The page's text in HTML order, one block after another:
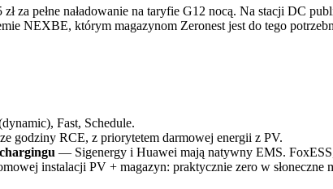
za pełne naładowanie na taryfie G12 nocą. Na stacji DC
NEXBE, którym magazynom Zeronest jest do tego
Fast, Schedule.
godziny RCE, z priorytetem darmowej energii z PV.
— Sigenergy i Huawei mają natywny EMS.
instalacji PV + magazyn: praktycznie zero w słoneczne